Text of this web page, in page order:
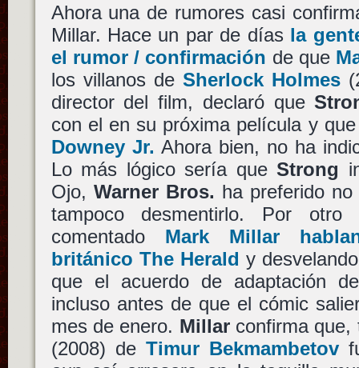
Ahora una de rumores casi
Millar. Hace un par de días la
el rumor / confirmación de que
los villanos de Sherlock Holmes
director del film, declaró que
con el en su próxima película y
Downey Jr. Ahora bien, no ha
Lo más lógico sería queStrong
Ojo, Warner Bros. ha preferido
tampoco desmentirlo. Por
comentado Mark Millar
británico The Herald y
que el acuerdo de adaptación
incluso antes de que el cómic
mes de enero. Millarconfirma que,
(2008) de Timur Bekmambetov